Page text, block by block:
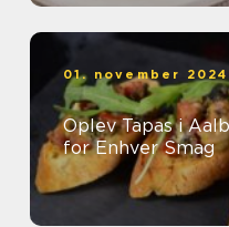
01. november 2024
Oplev Tapas i
for Enhver Smag